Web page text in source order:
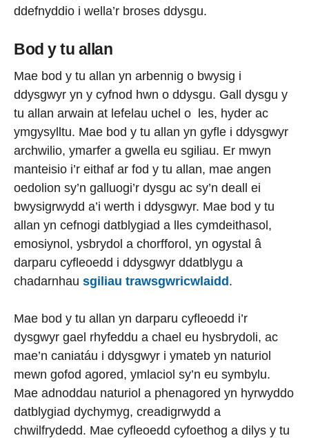
ddefnyddio i wella’r broses ddysgu.
Bod y tu allan
Mae bod y tu allan yn arbennig o bwysig i
ddysgwyr yn y cyfnod hwn o ddysgu. Gall dysgu y
tu allan arwain at lefelau uchel o les, hyder ac
ymgysylltu. Mae bod y tu allan yn gyfle i ddysgwyr
archwilio, ymarfer a gwella eu sgiliau. Er mwyn
manteisio i’r eithaf ar fod y tu allan, mae angen
oedolion sy’n galluogi’r dysgu ac sy’n deall ei
bwysigrwydd a’i werth i ddysgwyr. Mae bod y tu
allan yn cefnogi datblygiad a lles cymdeithasol,
emosiynol, ysbrydol a chorfforol, yn ogystal â
darparu cyfleoedd i ddysgwyr ddatblygu a
chadarnhau sgiliau trawsgwricwlaidd.
Mae bod y tu allan yn darparu cyfleoedd i’r
dysgwyr gael rhyfeddu a chael eu hysbrydoli, ac
mae’n caniatáu i ddysgwyr i ymateb yn naturiol
mewn gofod agored, ymlaciol sy’n eu symbylu.
Mae adnoddau naturiol a phenagored yn hyrwyddo
datblygiad dychymyg, creadigrwydd a
chwilfrydedd. Mae cyfleoedd cyfoethog a dilys y tu